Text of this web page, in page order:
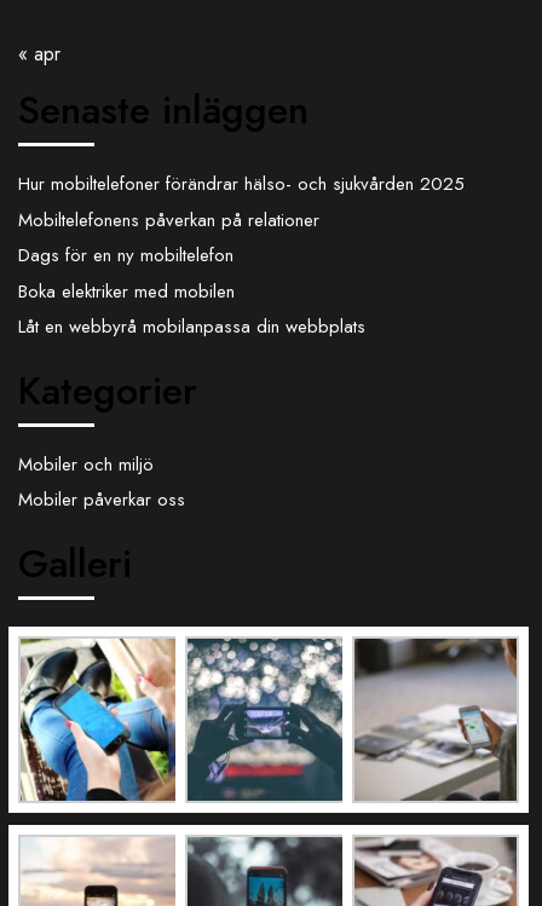
« apr
Senaste inläggen
Hur mobiltelefoner förändrar hälso- och sjukvården 2025
Mobiltelefonens påverkan på relationer
Dags för en ny mobiltelefon
Boka elektriker med mobilen
Låt en webbyrå mobilanpassa din webbplats
Kategorier
Mobiler och miljö
Mobiler påverkar oss
Galleri